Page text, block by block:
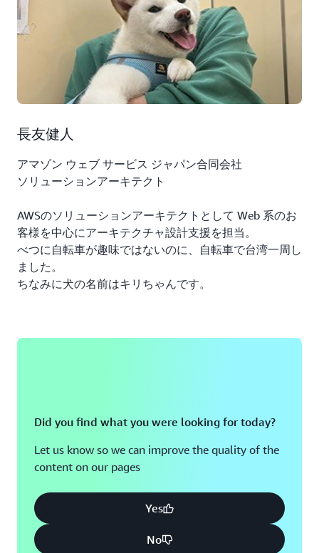
長友健人
アマゾン ウェブ サービス ジャパン合同会社
ソリューションアーキテクト
AWSのソリューションアーキテクトとして Web 系のお
客様を中心にアーキテクチャ設計支援を担当。
べつに自転車が趣味ではないのに、自転車で台湾一周し
ました。
ちなみに犬の名前はキリちゃんです。
Did you find what you were looking for today?
Let us know so we can improve the quality of the
content on our pages
Yes
No